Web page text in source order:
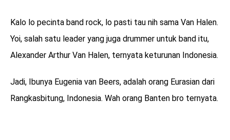
Kalo lo pecinta band rock, lo pasti tau nih sama Van Halen.
Yoi, salah satu leader yang juga drummer untuk band itu,
Alexander Arthur Van Halen, ternyata keturunan Indonesia.
Jadi, Ibunya Eugenia van Beers, adalah orang Eurasian dari
Rangkasbitung, Indonesia. Wah orang Banten bro ternyata.